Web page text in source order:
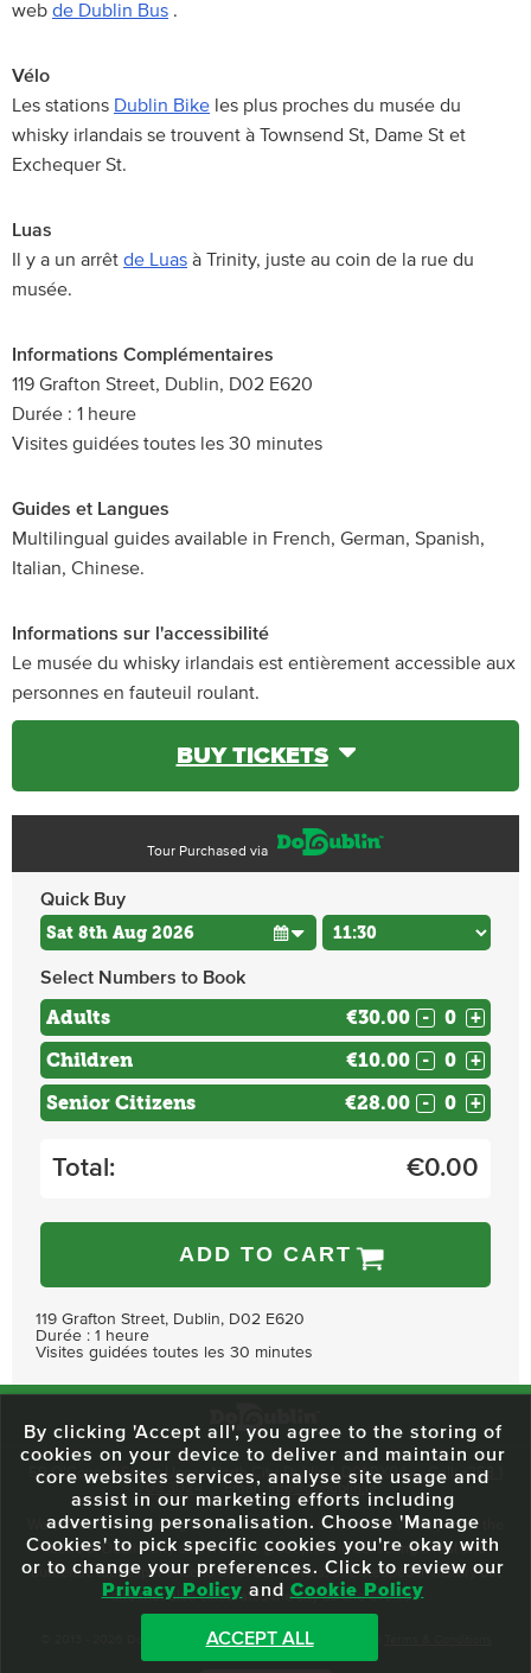
web de Dublin Bus .
Vélo
Les stations Dublin Bike les plus proches du musée du
whisky irlandais se trouvent à Townsend St, Dame St et
Exchequer St.
Luas
Il y a un arrêt de Luas à Trinity, juste au coin de la rue du
musée.
Informations Complémentaires
119 Grafton Street, Dublin, D02 E620
Durée : 1 heure
Visites guidées toutes les 30 minutes
Guides et Langues
Multilingual guides available in French, German, Spanish,
Italian, Chinese.
Informations sur l'accessibilité
Le musée du whisky irlandais est entièrement accessible aux
personnes en fauteuil roulant.
BUY TICKETS
Tour Purchased via
Quick Buy
Select Numbers to Book
Adults €30.00 - +
Children €10.00 - +
Senior Citizens €28.00 - +
Total: €0.00
ADD TO CART
119 Grafton Street, Dublin, D02 E620
Durée : 1 heure
Visites guidées toutes les 30 minutes
59 O'Connell Street Upper, North City, Dublin 1, D01 RX04 Call:+353 1
703 3024
Email: info@dodublin.ie
We've been entertaining visitors to our town since 1988. We're part of the
fabric of Dublin City and we take great pride in delivering a real and
authentic tour experience to all of our visitors, one steeped in history but
one that also celebrates the city as she evolves.
© 2013 - 2026 DoDublin. All Rights Reserved.
By clicking 'Accept all', you agree to the storing of
cookies on your device to deliver and maintain our
core websites services, analyse site usage and
assist in our marketing efforts including
advertising personalisation. Choose 'Manage
Cookies' to pick specific cookies you're okay with
or to change your preferences. Click to review our
Privacy Policy and Cookie Policy
ACCEPT ALL